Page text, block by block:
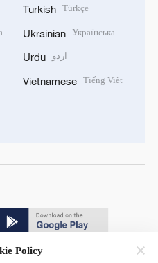
Turkish Türkçe
Ukrainian Українська
Urdu اردو
Vietnamese Tiếng Việt
Policy